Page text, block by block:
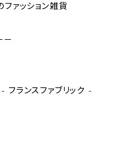
ファッション雑貨
－
フランスファブリック -